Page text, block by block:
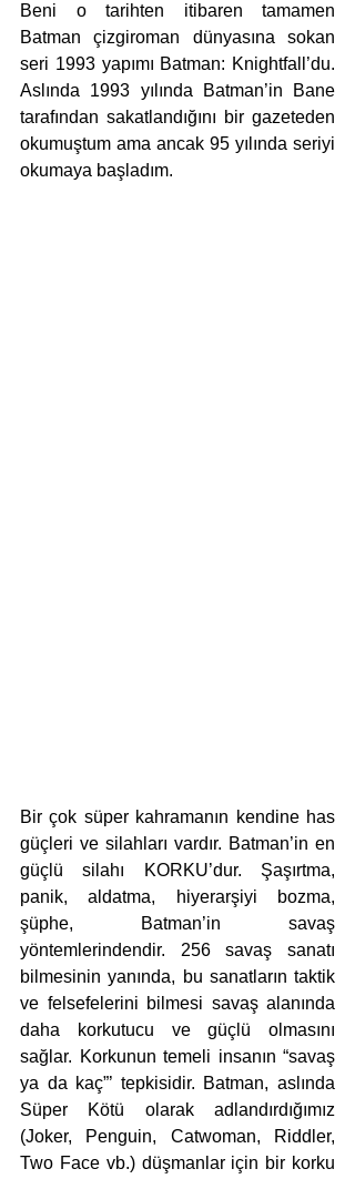
Beni o tarihten itibaren tamamen
Batman çizgiroman dünyasına sokan
seri 1993 yapımı Batman: Knightfall’du.
Aslında 1993 yılında Batman’in Bane
tarafından sakatlandığını bir gazeteden
okumuştum ama ancak 95 yılında seriyi
okumaya başladım.
Bir çok süper kahramanın kendine has
güçleri ve silahları vardır. Batman’in en
güçlü silahı KORKU’dur. Şaşırtma,
panik, aldatma, hiyerarşiyi bozma,
şüphe, Batman’in savaş
yöntemlerindendir. 256 savaş sanatı
bilmesinin yanında, bu sanatların taktik
ve felsefelerini bilmesi savaş alanında
daha korkutucu ve güçlü olmasını
sağlar. Korkunun temeli insanın “savaş
ya da kaç”’ tepkisidir. Batman, aslında
Süper Kötü olarak adlandırdığımız
(Joker, Penguin, Catwoman, Riddler,
Two Face vb.) düşmanlar için bir korku